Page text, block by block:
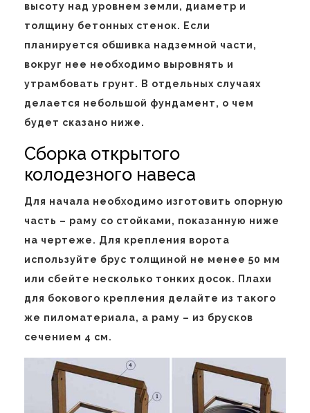
высоту над уровнем земли, диаметр и
толщину бетонных стенок. Если
планируется обшивка надземной части,
вокруг нее необходимо выровнять и
утрамбовать грунт. В отдельных случаях
делается небольшой фундамент, о чем
будет сказано ниже.
Сборка открытого
колодезного навеса
Для начала необходимо изготовить опорную
часть – раму со стойками, показанную ниже
на чертеже. Для крепления ворота
используйте брус толщиной не менее 50 мм
или сбейте несколько тонких досок. Плахи
для бокового крепления делайте из такого
же пиломатериала, а раму – из брусков
сечением 4 см.